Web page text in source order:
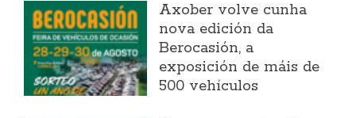
Axober volve cunha
nova edición da
Berocasión, a
exposición de máis de
500 vehículos